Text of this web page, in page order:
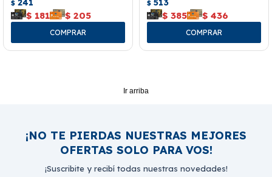
$ 241
$ 181 $ 205
$ 513
$ 385 $ 436
Ir arriba
¡NO TE PIERDAS NUESTRAS MEJORES
OFERTAS SOLO PARA VOS!
¡Suscribite y recibí todas nuestras novedades!